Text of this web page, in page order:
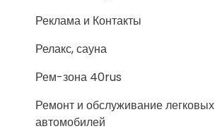
Реклама и Контакты
Релакс, сауна
Рем-зона 40rus
Ремонт и обслуживание легковых
автомобилей